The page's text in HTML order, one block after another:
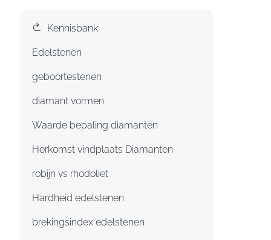
Kennisbank
Edelstenen
geboortestenen
diamant vormen
Waarde bepaling diamanten
Herkomst vindplaats Diamanten
robijn vs rhodoliet
Hardheid edelstenen
brekingsindex edelstenen